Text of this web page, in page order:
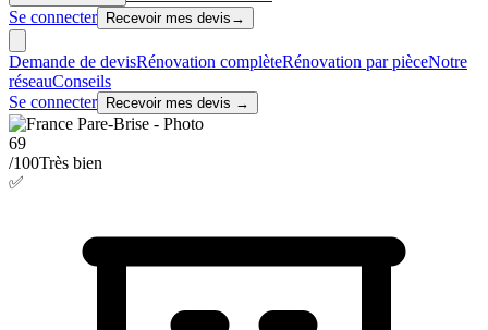
Se connecter
Recevoir mes devis →
Demande de devisRénovation complèteRénovation par pièceNotre
réseauConseils
Se connecter
Recevoir mes devis →
69
/100Très bien
✅